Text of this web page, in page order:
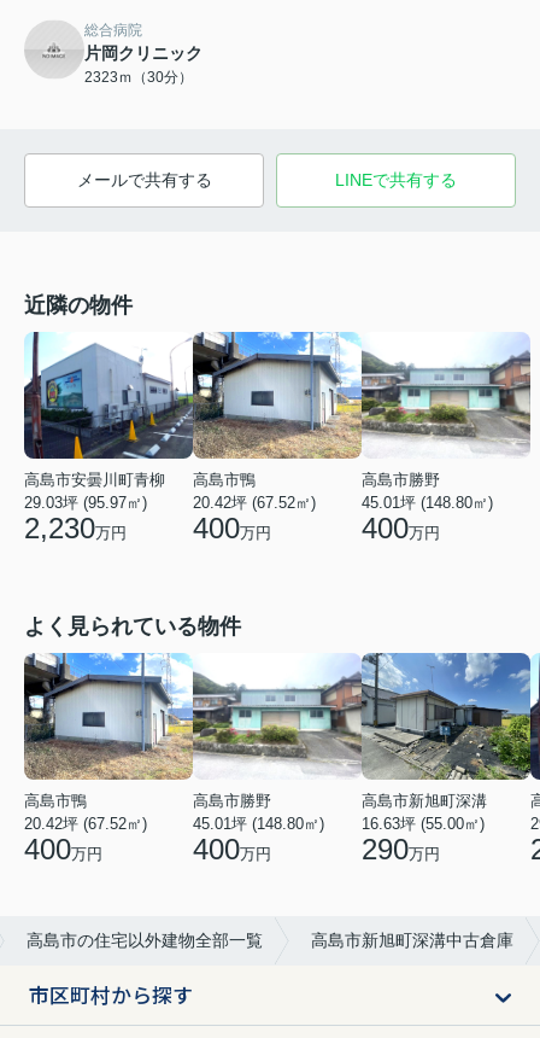
総合病院
片岡クリニック
2323ｍ（30分）
メールで共有する LINEで共有する
近隣の物件
高島市安曇川町青柳
29.03坪 (95.97㎡)
2,230万円
高島市鴨
20.42坪 (67.52㎡)
400万円
高島市勝野
45.01坪 (148.80㎡)
400万円
よく見られている物件
高島市鴨
20.42坪 (67.52㎡)
400万円
高島市勝野
45.01坪 (148.80㎡)
400万円
高島市新旭町深溝
16.63坪 (55.00㎡)
290万円
高島市の住宅以外建物全部一覧 高島市新旭町深溝中古倉庫
市区町村から探す